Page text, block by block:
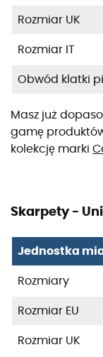
Rozmiar UK
Rozmiar IT
Obwód klatki
Masz już
gamę
kolekcję marki
Skarpety -
Jednostka
Rozmiary
Rozmiar EU
Rozmiar UK